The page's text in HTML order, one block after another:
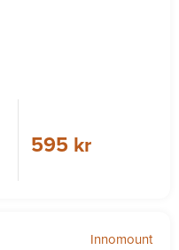
595 kr
Innomount